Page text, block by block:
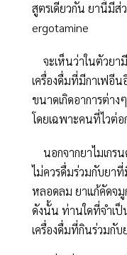
สูตรเดียวกัน ยานี้มีส่
ergotamine
จะเห็นว่าในตัวยา
เครื่องดื่มที่มีกาเฟอีน
ขนาดเกิดอาการต่าง
โดยเฉพาะคนที่ไวต่
นอกจากยาไมเกร
ไม่ควรดื่มร่วมกับยา
หลอดลม ยาแก้คัดจมู
ดังนั้น ท่านใดที่จำเป็
เครื่องดื่มที่กินร่วมกับ